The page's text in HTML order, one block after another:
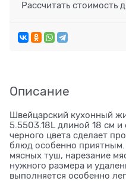
Рассчитать стоимость
Описание
Швейцарский кухонный
5.5503.18L длиной 18 см и
черного цвета сделает
блюд особенно приятным.
мясных туш, нарезание
нужного размера и
выполняется особенно